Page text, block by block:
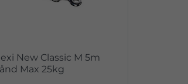
New Classic M 5m
Max 25kg